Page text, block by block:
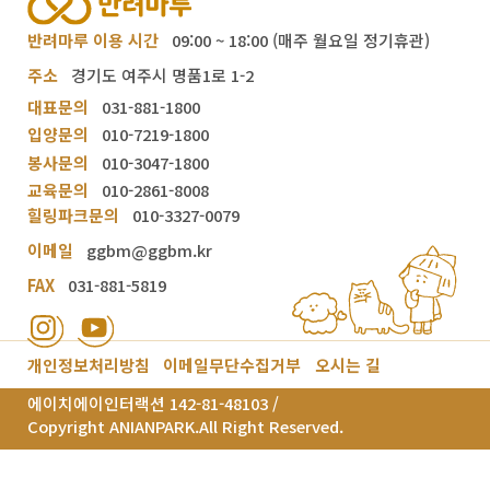
반려마루 이용 시간
09:00 ~ 18:00 (매주 월요일 정기휴관)
주소
경기도 여주시 명품1로 1-2
대표문의
031-881-1800
입양문의
010-7219-1800
봉사문의
010-3047-1800
교육문의
010-2861-8008
힐링파크문의
010-3327-0079
이메일
ggbm@ggbm.kr
FAX
031-881-5819
개인정보처리방침 이메일무단수집거부
오시는 길
에이치에이인터랙션 142-81-48103 /
Copyright ANIANPARK.All Right Reserved.